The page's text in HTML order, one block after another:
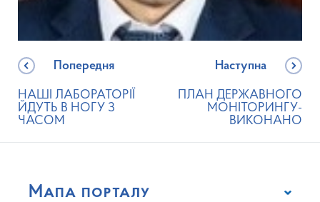
Попередня
НАШІ ЛАБОРАТОРІЇ
ЙДУТЬ В НОГУ З
ЧАСОМ
Наступна
ПЛАН ДЕРЖАВНОГО
МОНІТОРИНГУ-
ВИКОНАНО
Мапа порталу